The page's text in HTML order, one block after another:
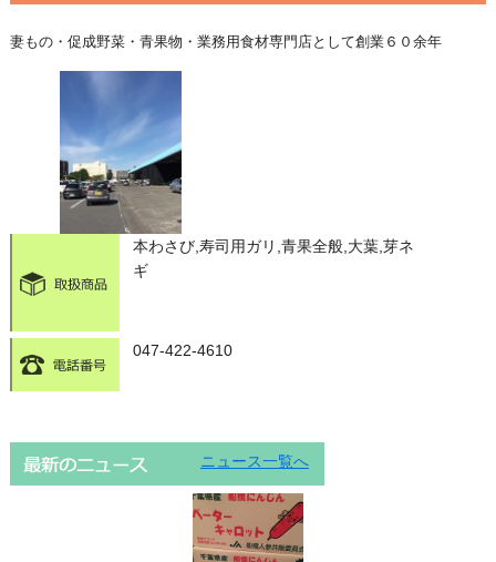
妻もの・促成野菜・青果物・業務用食材専門店として創業６０余年
本わさび,寿司用ガリ,青果全般,大葉,芽ネ
ギ
047-422-4610
ニュース一覧へ